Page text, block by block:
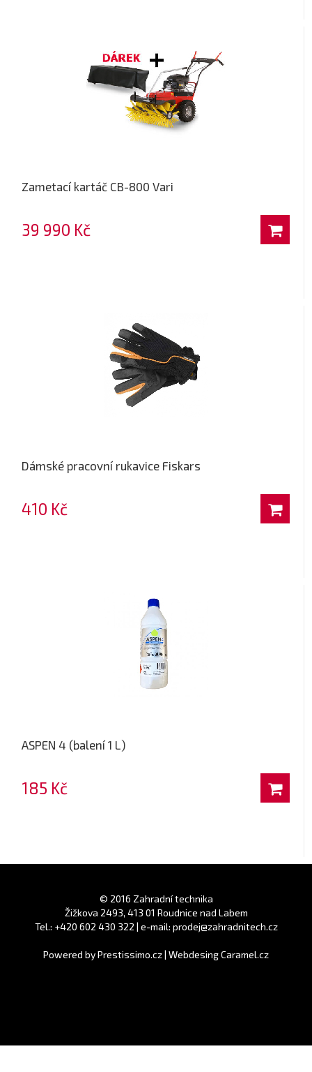
Zametací kartáč CB-800 Vari
39 990 Kč
Dámské pracovní rukavice Fiskars
410 Kč
ASPEN 4 (balení 1 L)
185 Kč
© 2016 Zahradní technika
Žižkova 2493, 413 01 Roudnice nad Labem
Tel.: +420 602 430 322 | e-mail: prodej@zahradnitech.cz
Powered byPrestissimo.cz| Webdesing Caramel.cz